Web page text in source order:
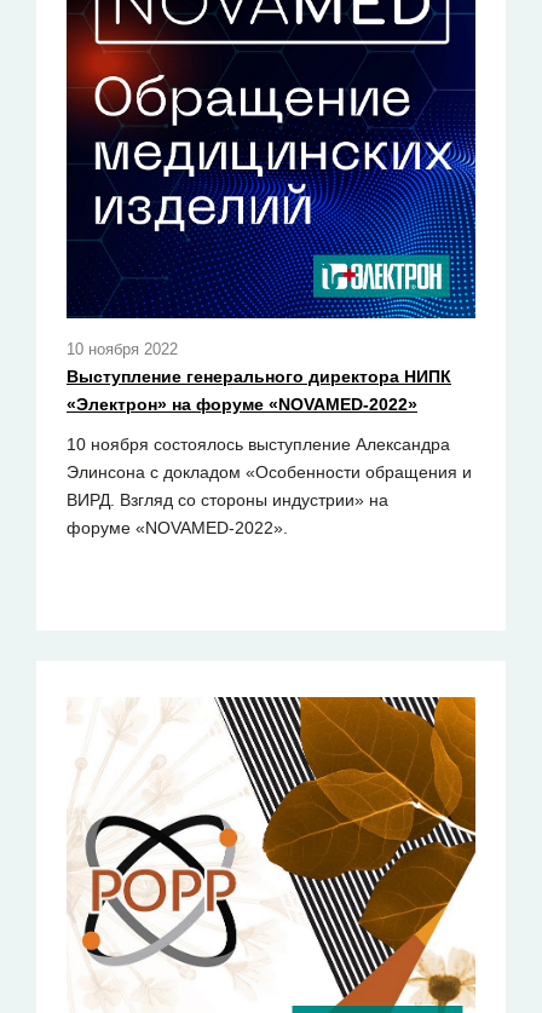
10 ноября 2022
Выступление генерального директора НИПК
«Электрон» на форуме «NOVAMED-2022»
10 ноября состоялось выступление Александра
Элинсона с докладом «Особенности обращения и
ВИРД. Взгляд со стороны индустрии» на
форуме «NOVAMED-2022».